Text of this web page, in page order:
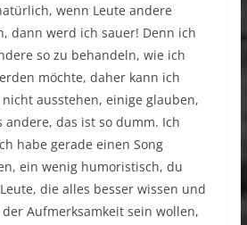
wenn Leute andere
dann werd ich sauer! Denn ich
so zu behandeln, wie ich
möchte, daher kann ich
ausstehen, einige glauben,
andere, das ist so dumm. Ich
habe gerade einen Song
ein wenig humoristisch, du
die alles besser wissen und
Aufmerksamkeit sein wollen,